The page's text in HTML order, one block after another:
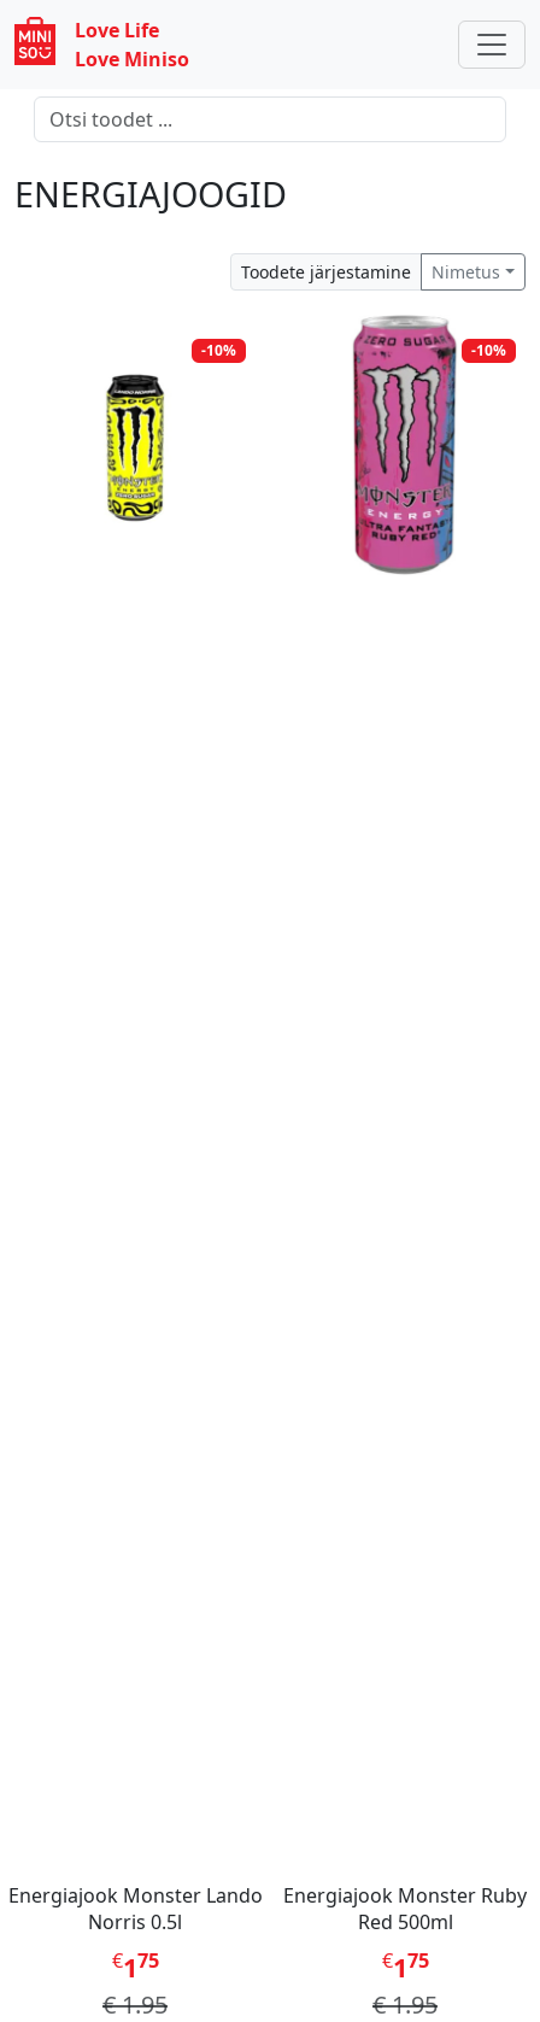
Love Life
Love Miniso
ENERGIAJOOGID
Toodete järjestamine Nimetus
-10%
Energiajook Monster Lando
Norris 0.5l
€175
€1.95
-10%
Energiajook Monster Ruby
Red 500ml
€175
€1.95